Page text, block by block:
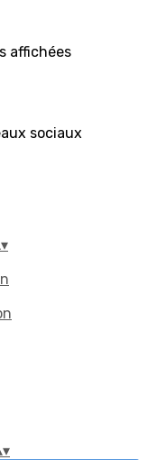
affichées
sociaux
▾
▾